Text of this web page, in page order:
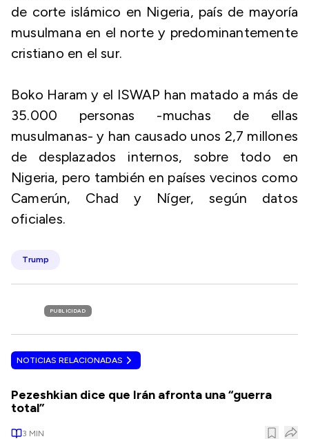
de corte islámico en Nigeria, país de mayoría
musulmana en el norte y predominantemente
cristiano en el sur.
Boko Haram y el ISWAP han matado a más de
35.000 personas -muchas de ellas
musulmanas- y han causado unos 2,7 millones
de desplazados internos, sobre todo en
Nigeria, pero también en países vecinos como
Camerún, Chad y Níger, según datos
oficiales.
Trump
PUBLICIDAD
NOTICIAS RELACIONADAS
Pezeshkian dice que Irán afronta una “guerra
total”
3 MIN